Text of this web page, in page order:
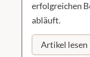
erfolgreichen
abläuft.
Artikel lesen